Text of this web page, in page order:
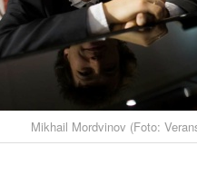
Mikhail Mordvinov (Foto: